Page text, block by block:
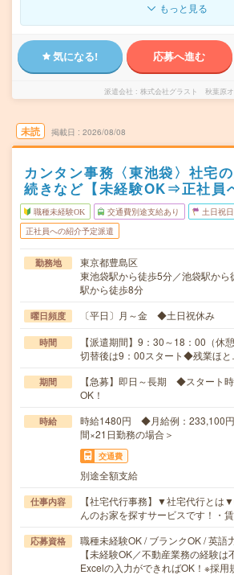
もっと見る
気になる! 応募へ進む
派遣会社 株式会社グラスト 秋葉原
未読 掲載日 2026/08/08
カンタン事務〈東池袋〉社宅
続きなど【未経験OK⇒正社員
職種未経験OK 交通費別途支給あり 土日祝
正社員への紹介予定派遣
勤務地
東京都豊島区
東池袋駅から徒歩5分／池袋駅から
駅から徒歩8分
曜日頻度 〔平日〕月～金 ◆土日祝休み
時間
【派遣期間】9：30～18：00（休
切替後は9：00スタート◆残業ほ
期間
【急募】即日～長期 ◆スタート
OK！
時給
時給1480円 ◆月給例：233,100
間×21日勤務の場合＞
交通費
別途全額支給
仕事内容
【社宅代行事務】▼社宅代行とは
んのお家を探すサービスです！・
応募資格
職種未経験OK / ブランクOK / 英語
【未経験OK／不動産業務の経験は
Excelの入力ができればOK！※採